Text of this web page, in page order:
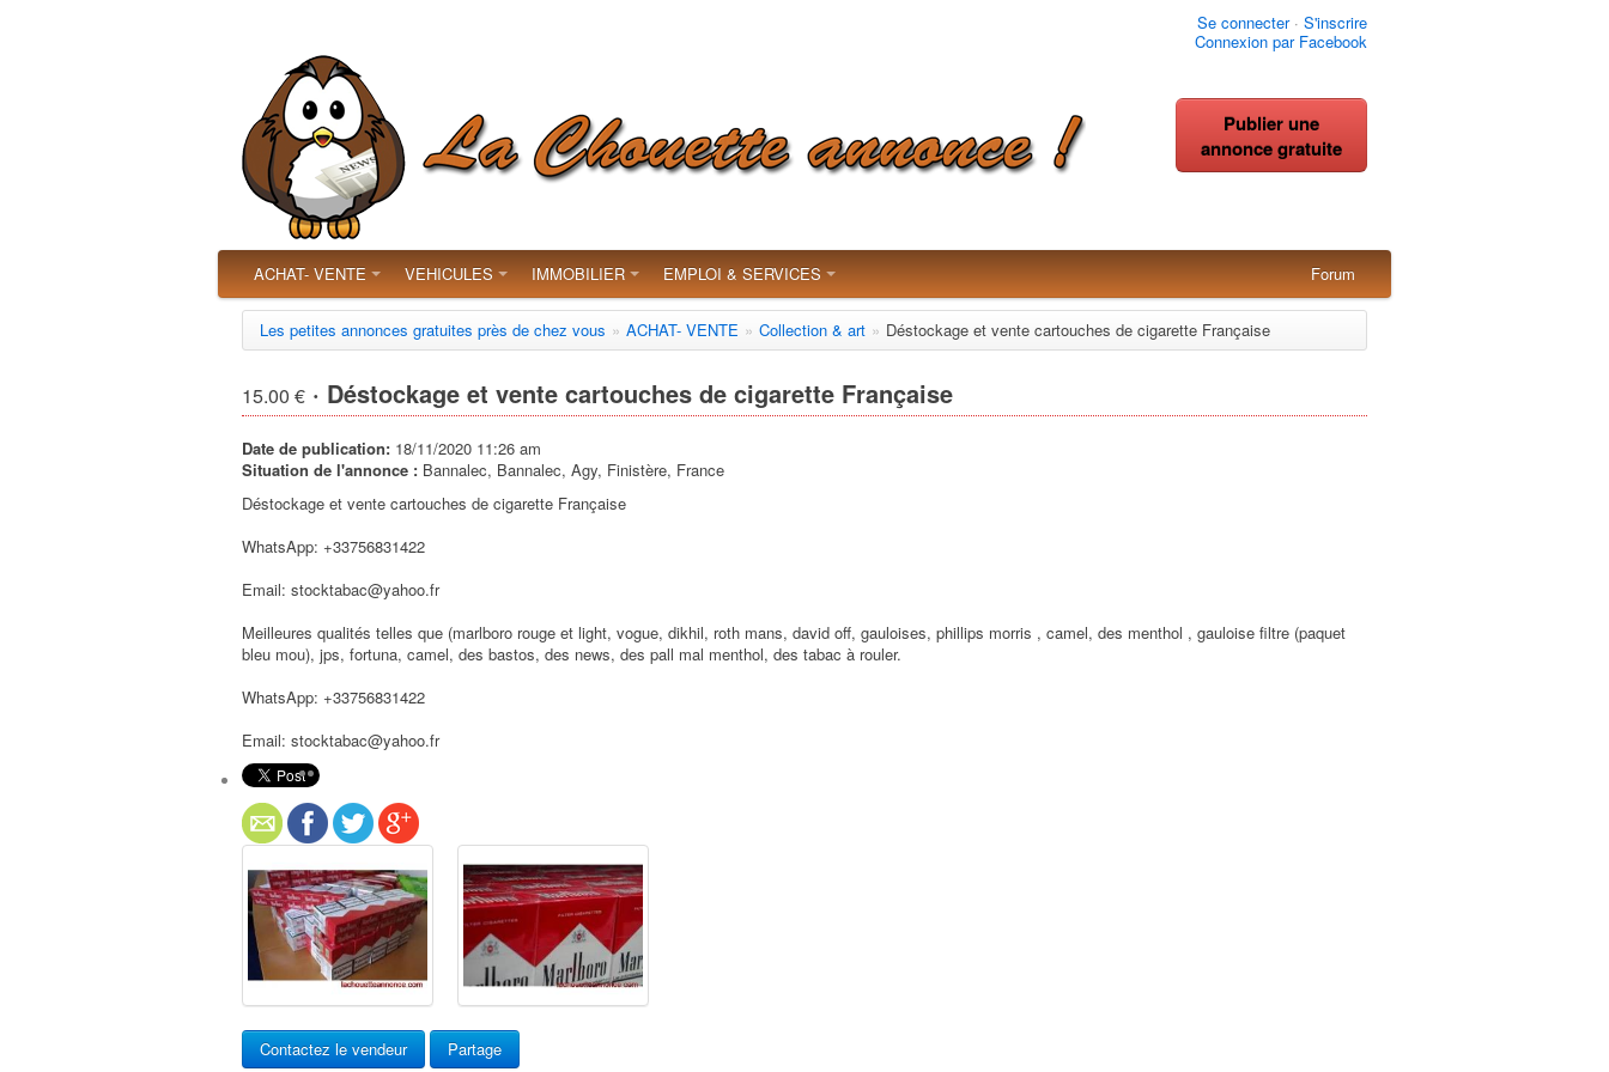
Se connecter· S'inscrire
Connexion par Facebook
Publier une
annonce gratuite
ACHAT- VENTE VEHICULES IMMOBILIER EMPLOI & SERVICES Forum
Les petites annonces gratuites près de chez vous » ACHAT- VENTE » Collection & art » Déstockage et vente cartouches de cigarette Française
15.00 € · Déstockage et vente cartouches de cigarette Française
Date de publication: 18/11/2020 11:26 am
Situation de l'annonce : Bannalec, Bannalec, Agy, Finistère, France
Déstockage et vente cartouches de cigarette Française
WhatsApp: +33756831422
Email: stocktabac@yahoo.fr
Meilleures qualités telles que (marlboro rouge et light, vogue, dikhil, roth mans, david off, gauloises, phillips morris , camel, des menthol , gauloise filtre (paquet
bleu mou), jps, fortuna, camel, des bastos, des news, des pall mal menthol, des tabac à rouler.
WhatsApp: +33756831422
Email: stocktabac@yahoo.fr
Contactez le vendeur Partage